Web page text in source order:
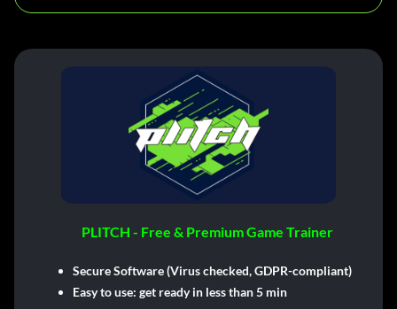
PLITCH - Free & Premium Game Trainer
Secure Software (Virus checked, GDPR-compliant)
Easy to use: get ready in less than 5 min